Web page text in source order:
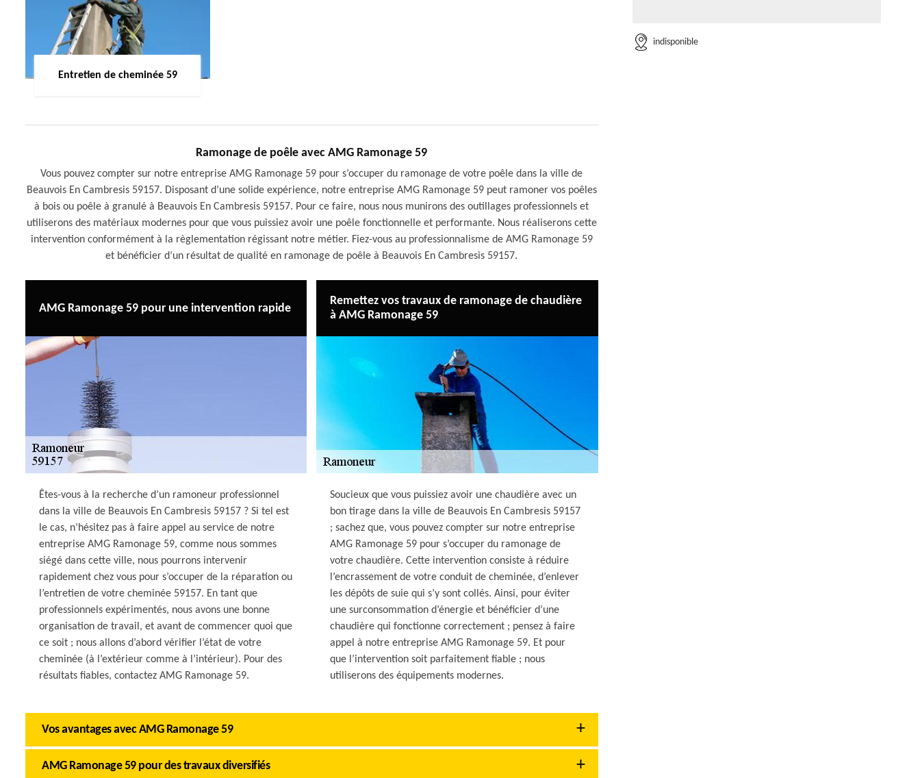
Entretien de cheminée 59
Ramonage de poêle avec AMG Ramonage 59
Vous pouvez compter sur notre entreprise AMG Ramonage 59 pour s’occuper du ramonage de votre poêle dans la ville de
Beauvois En Cambresis 59157. Disposant d’une solide expérience, notre entreprise AMG Ramonage 59 peut ramoner vos poêles
à bois ou poêle à granulé à Beauvois En Cambresis 59157. Pour ce faire, nous nous munirons des outillages professionnels et
utiliserons des matériaux modernes pour que vous puissiez avoir une poêle fonctionnelle et performante. Nous réaliserons cette
intervention conformément à la règlementation régissant notre métier. Fiez-vous au professionnalisme de AMG Ramonage 59
et bénéficier d’un résultat de qualité en ramonage de poêle à Beauvois En Cambresis 59157.
AMG Ramonage 59 pour une intervention rapide
Êtes-vous à la recherche d’un ramoneur professionnel
dans la ville de Beauvois En Cambresis 59157 ? Si tel est
le cas, n’hésitez pas à faire appel au service de notre
entreprise AMG Ramonage 59, comme nous sommes
siégé dans cette ville, nous pourrons intervenir
rapidement chez vous pour s’occuper de la réparation ou
l’entretien de votre cheminée 59157. En tant que
professionnels expérimentés, nous avons une bonne
organisation de travail, et avant de commencer quoi que
ce soit ; nous allons d’abord vérifier l’état de votre
cheminée (à l’extérieur comme à l’intérieur). Pour des
résultats fiables, contactez AMG Ramonage 59.
Remettez vos travaux de ramonage de chaudière
à AMG Ramonage 59
Soucieux que vous puissiez avoir une chaudière avec un
bon tirage dans la ville de Beauvois En Cambresis 59157
; sachez que, vous pouvez compter sur notre entreprise
AMG Ramonage 59 pour s’occuper du ramonage de
votre chaudière. Cette intervention consiste à réduire
l’encrassement de votre conduit de cheminée, d’enlever
les dépôts de suie qui s’y sont collés. Ainsi, pour éviter
une surconsommation d’énergie et bénéficier d’une
chaudière qui fonctionne correctement ; pensez à faire
appel à notre entreprise AMG Ramonage 59. Et pour
que l’intervention soit parfaitement fiable ; nous
utiliserons des équipements modernes.
Vos avantages avec AMG Ramonage 59
AMG Ramonage 59 pour des travaux diversifiés
indisponible